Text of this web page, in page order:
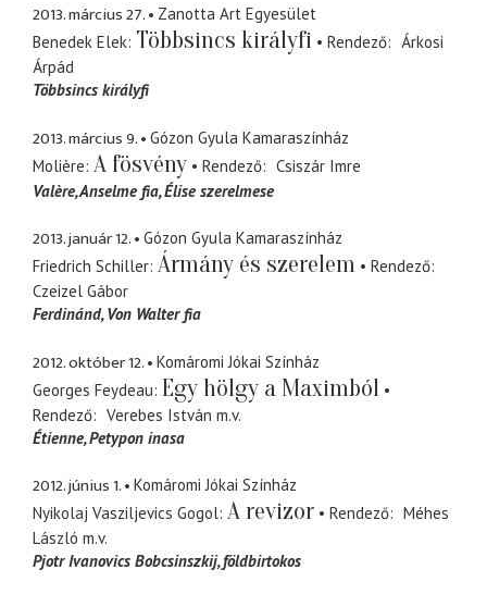
2013. március 27.
Zanotta Art Egyesület
Benedek Elek Többsincs királyfi Rendező
Árkosi
Árpád
Többsincs királyfi
2013. március 9.
Gózon Gyula Kamaraszínház
Molière A fösvény Rendező
Csiszár Imre
Valère Anselme fia, Élise szerelmese
2013. január 12.
Gózon Gyula Kamaraszínház
Friedrich Schiller Ármány és szerelem
Rendező
Czeizel Gábor
Ferdinánd Von Walter fia
2012. október 12.
Komáromi Jókai Színház
Georges Feydeau Egy hölgy a Maximból
Rendező Verebes István m.v.
Étienne Petypon inasa
2012. június 1.
Komáromi Jókai Színház
Nyikolaj Vasziljevics Gogol A revizor Rendező
Méhes
László m.v.
Pjotr Ivanovics Bobcsinszkij földbirtokos